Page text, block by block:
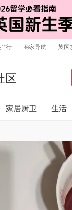
行 商家导航 英国
区
家居厨卫 生活